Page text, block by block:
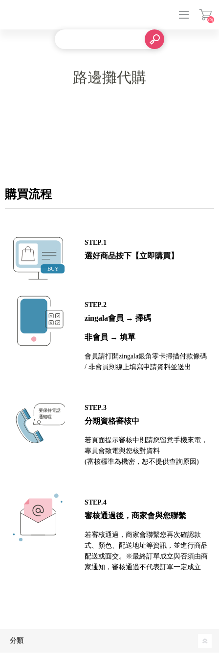
(0)
路邊攤代購
購買流程
STEP.1
選好商品按下【立即購買】
STEP.2
zingala會員 → 掃碼
非會員 → 填單
會員請打開zingala銀角零卡掃描付款條碼
/ 非會員則線上填寫申請資料並送出
STEP.3
分期資格審核中
若頁面提示審核中則請您留意手機來電，
專員會致電與您核對資料
(審核標準為機密，恕不提供查詢原因)
STEP.4
審核通過後，商家會與您聯繫
若審核通過，商家會聯繫您再次確認款
式、顏色、配送地址等資訊，並進行商品
配送或面交。※最終訂單成立與否須由商
家通知，審核通過不代表訂單一定成立
分類